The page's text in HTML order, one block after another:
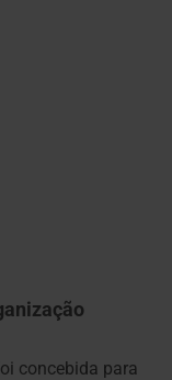
concebida para